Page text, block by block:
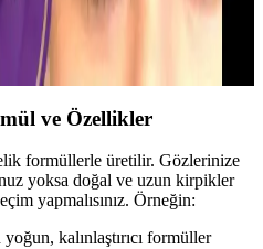
kirpik görünümü sağlayan rimel
önerileri hakkında detaylı
ve Özellikler
formüllerle üretilir. Gözlerinize
yoksa doğal ve uzun kirpikler
yapmalısınız. Örneğin:
kalınlaştırıcı formüller